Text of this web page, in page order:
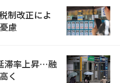
制改正によ
慮
滞率上昇…融
く